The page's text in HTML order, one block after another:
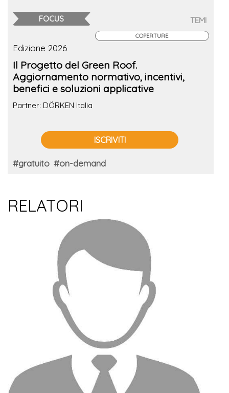
FOCUS TEMI
COPERTURE
Edizione 2026
Il Progetto del Green Roof.
Aggiornamento normativo, incentivi,
benefici e soluzioni applicative
Partner: DÖRKEN Italia
ISCRIVITI
#gratuito #on-demand
RELATORI